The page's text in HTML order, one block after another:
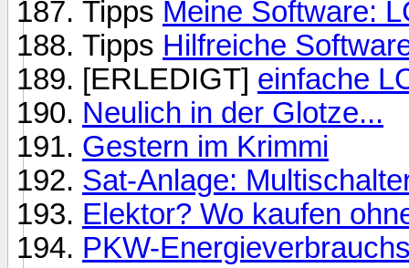
Tipps Meine Software:
Tipps Hilfreiche
[ERLEDIGT] einfache
Neulich in der Glotze...
Gestern im Krimmi
Sat-Anlage:
Elektor? Wo kaufen
PKW-